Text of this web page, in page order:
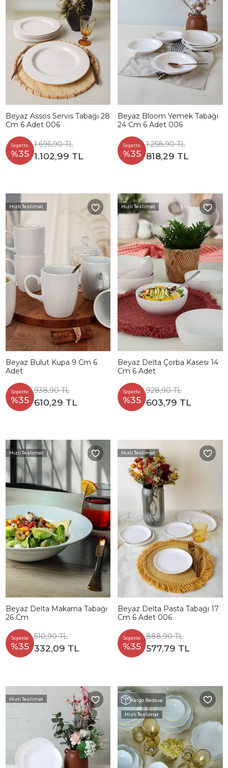
Beyaz Assos Servis Tabağı 28
Cm 6 Adet 006
Sepette
%35
1.696,90 TL
1.102,99 TL
Beyaz Bloom Yemek Tabağı
24 Cm 6 Adet 006
Sepette
%35
1.258,90 TL
818,29 TL
Hızlı Teslimat
Beyaz Bulut Kupa 9 Cm 6
Adet
Sepette
%35
938,90 TL
610,29 TL
Hızlı Teslimat
Beyaz Delta Çorba Kasesi 14
Cm 6 Adet
Sepette
%35
928,90 TL
603,79 TL
Hızlı Teslimat
Beyaz Delta Makarna Tabağı
26 Cm
Sepette
%35
510,90 TL
332,09 TL
Hızlı Teslimat
Beyaz Delta Pasta Tabağı 17
Cm 6 Adet 006
Sepette
%35
888,90 TL
577,79 TL
Hızlı Teslimat Kargo Bedava
Hızlı Teslimat